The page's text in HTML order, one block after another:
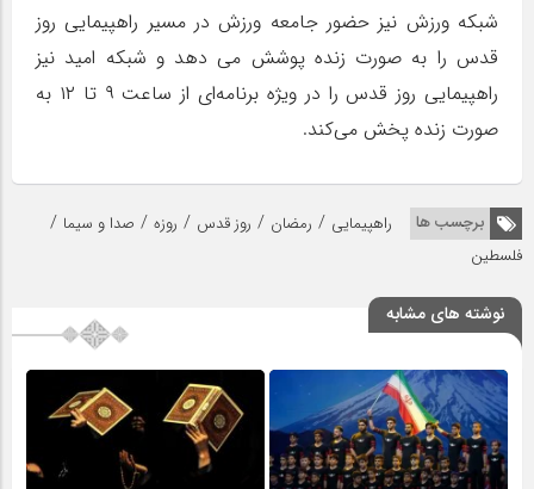
شبکه ورزش نیز حضور جامعه ورزش در مسیر راهپیمایی روز
قدس را به صورت زنده پوشش می دهد و شبکه امید نیز
راهپیمایی روز قدس را در ویژه برنامه‌ای از ساعت ۹ تا ۱۲ به
صورت زنده پخش می‌کند.
برچسب ها راهپیمایی / رمضان / روز قدس / روزه / صدا و سیما /
فلسطین
نوشته های مشابه